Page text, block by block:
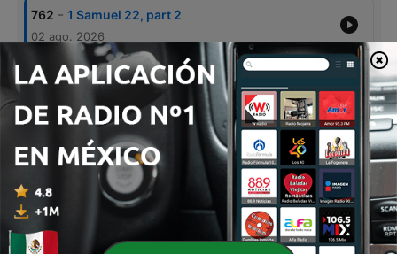
762 - 1 Samuel 22, part 2
02 ago. 2026
761 - The Excellence of God
760 - Blessed by God
26 jul. 2026
759 1 Samuel 22
19 jul. 2026
758 - God Our Salvation